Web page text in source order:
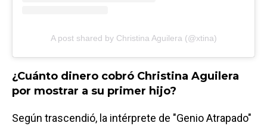
A post shared by Christina Aguilera (@xtina)
¿Cuánto dinero cobró Christina Aguilera
por mostrar a su primer hijo?
Según trascendió, la intérprete de "Genio Atrapado"